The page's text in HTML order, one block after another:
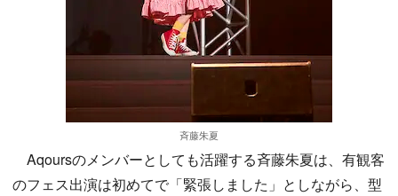
斉藤朱夏
Aqoursのメンバーとしても活躍する斉藤朱夏は、有観客
のフェス出演は初めてで「緊張しました」としながら、型